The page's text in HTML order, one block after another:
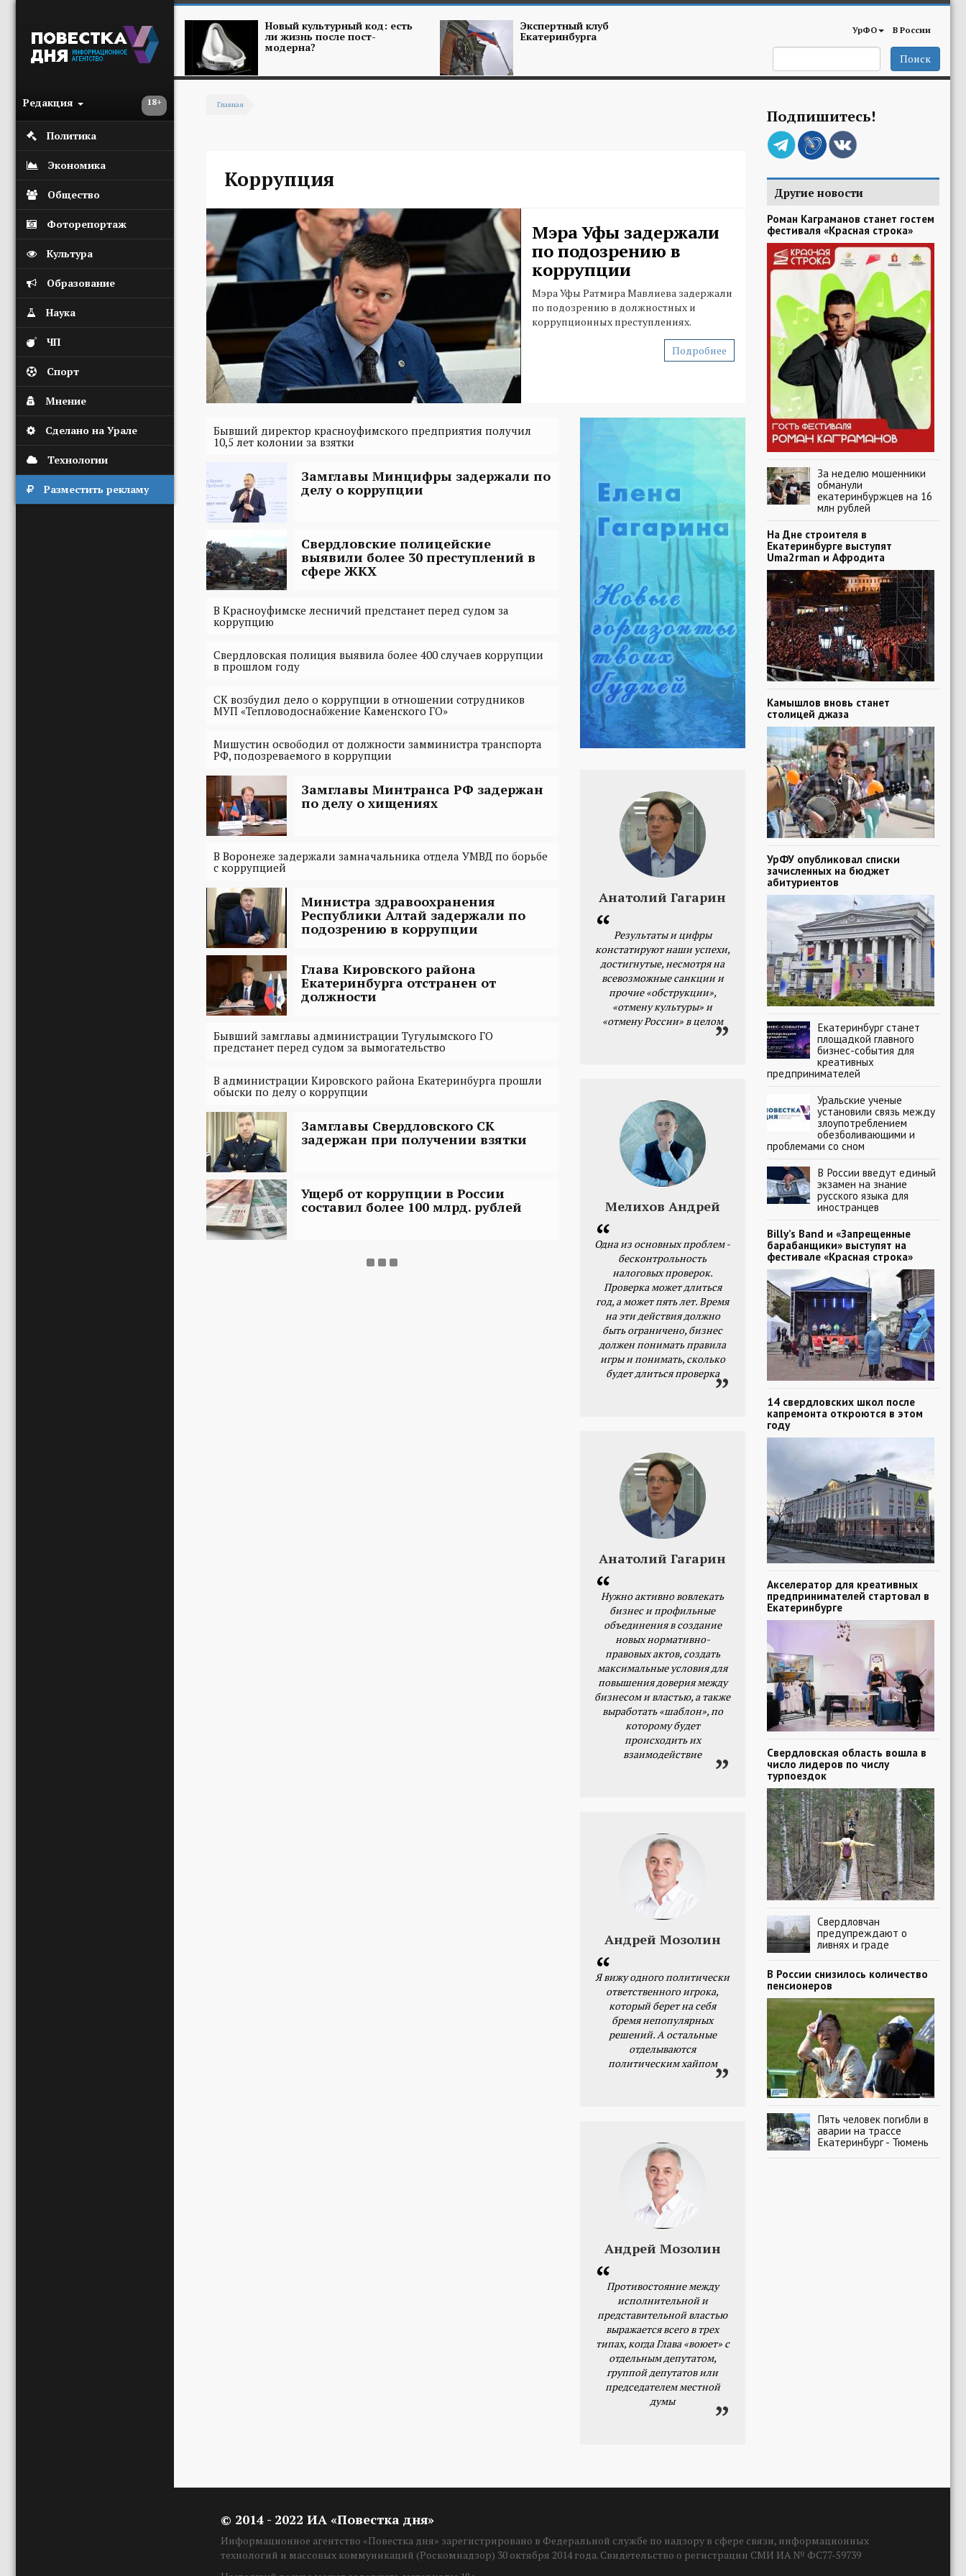
18+
Редакция
Политика
Экономика
Общество
Фоторепортаж
Культура
Образование
Наука
ЧП
Спорт
Мнение
Сделано на Урале
Технологии
Разместить рекламу
Новый культурный код: есть
ли жизнь после пост-
модерна?
Экспертный клуб
Екатеринбурга УрФО В России
Поиск
Главная
Коррупция
Мэра Уфы задержали
по подозрению в
коррупции
Мэра Уфы Ратмира Мавлиева задержали
по подозрению в должностных и
коррупционных преступлениях.
Подробнее
Бывший директор красноуфимского предприятия получил
10,5 лет колонии за взятки
Замглавы Минцифры задержали по
делу о коррупции
Свердловские полицейские
выявили более 30 преступлений в
сфере ЖКХ
В Красноуфимске лесничий предстанет перед судом за
коррупцию
Свердловская полиция выявила более 400 случаев коррупции
в прошлом году
СК возбудил дело о коррупции в отношении сотрудников
МУП «Тепловодоснабжение Каменского ГО»
Мишустин освободил от должности замминистра транспорта
РФ, подозреваемого в коррупции
Замглавы Минтранса РФ задержан
по делу о хищениях
В Воронеже задержали замначальника отдела УМВД по борьбе
с коррупцией
Министра здравоохранения
Республики Алтай задержали по
подозрению в коррупции
Глава Кировского района
Екатеринбурга отстранен от
должности
Бывший замглавы администрации Тугулымского ГО
предстанет перед судом за вымогательство
В администрации Кировского района Екатеринбурга прошли
обыски по делу о коррупции
Замглавы Свердловского СК
задержан при получении взятки
Ущерб от коррупции в России
составил более 100 млрд. рублей
Анатолий Гагарин
Результаты и цифры
констатируют наши успехи,
достигнутые, несмотря на
всевозможные санкции и
прочие «обструкции»,
«отмену культуры» и
«отмену России» в целом
Мелихов Андрей
Одна из основных проблем -
бесконтрольность
налоговых проверок.
Проверка может длиться
год, а может пять лет. Время
на эти действия должно
быть ограничено, бизнес
должен понимать правила
игры и понимать, сколько
будет длиться проверка
Анатолий Гагарин
Нужно активно вовлекать
бизнес и профильные
объединения в создание
новых нормативно-
правовых актов, создать
максимальные условия для
повышения доверия между
бизнесом и властью, а также
выработать «шаблон», по
которому будет
происходить их
взаимодействие
Андрей Мозолин
Я вижу одного политически
ответственного игрока,
который берет на себя
бремя непопулярных
решений. А остальные
отделываются
политическим хайпом
Андрей Мозолин
Противостояние между
исполнительной и
представительной властью
выражается всего в трех
типах, когда Глава «воюет» с
отдельным депутатом,
группой депутатов или
председателем местной
думы
Подпишитесь!
Другие новости
Роман Каграманов станет гостем
фестиваля «Красная строка»
За неделю мошенники
обманули
екатеринбуржцев на 16
млн рублей
На Дне строителя в
Екатеринбурге выступят
Uma2rman и Афродита
Камышлов вновь станет
столицей джаза
УрФУ опубликовал списки
зачисленных на бюджет
абитуриентов
Екатеринбург станет
площадкой главного
бизнес-события для
креативных
предпринимателей
Уральские ученые
установили связь между
злоупотреблением
обезболивающими и
проблемами со сном
В России введут единый
экзамен на знание
русского языка для
иностранцев
Billy’s Band и «Запрещенные
барабанщики» выступят на
фестивале «Красная строка»
14 свердловских школ после
капремонта откроются в этом
году
Акселератор для креативных
предпринимателей стартовал в
Екатеринбурге
Свердловская область вошла в
число лидеров по числу
турпоездок
Свердловчан
предупреждают о
ливнях и граде
В России снизилось количество
пенсионеров
Пять человек погибли в
аварии на трассе
Екатеринбург - Тюмень
© 2014 - 2022 ИА «Повестка дня»
Информационное агентство «Повестка дня» зарегистрировано в Федеральной службе по надзору в сфере связи, информационных
технологий и массовых коммуникаций (Роскомнадзор) 30 октября 2014 года. Свидетельство о регистрации СМИ ИА № ФС77-59739